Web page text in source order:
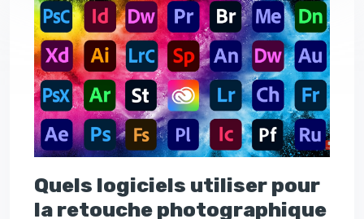
Quels logiciels utiliser pour
la retouche photographique